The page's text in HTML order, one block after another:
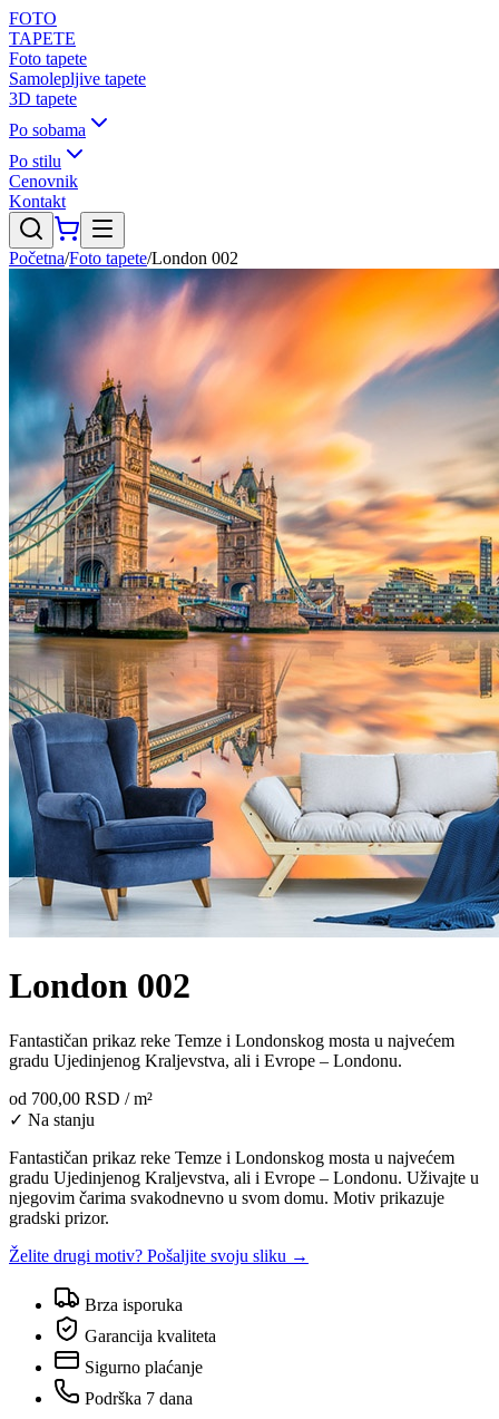
FOTO
TAPETE
Foto tapete
Samolepljive tapete
3D tapete
Po sobama
Po stilu
Cenovnik
Kontakt
Početna/Foto tapete/London 002
London 002
Fantastičan prikaz reke Temze i Londonskog mosta u najvećem
gradu Ujedinjenog Kraljevstva, ali i Evrope – Londonu.
od 700,00 RSD / m²
✓ Na stanju
Fantastičan prikaz reke Temze i Londonskog mosta u najvećem
gradu Ujedinjenog Kraljevstva, ali i Evrope – Londonu. Uživajte u
njegovim čarima svakodnevno u svom domu. Motiv prikazuje
gradski prizor.
Želite drugi motiv? Pošaljite svoju sliku →
Brza isporuka
Garancija kvaliteta
Sigurno plaćanje
Podrška 7 dana